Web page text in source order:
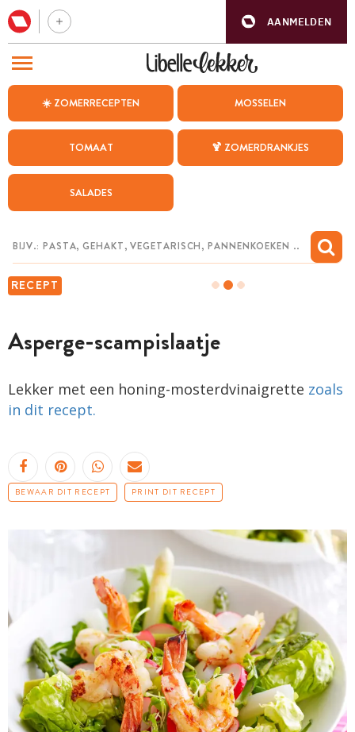
AANMELDEN
☀️ ZOMERRECEPTEN MOSSELEN
TOMAAT 🍹 ZOMERDRANKJES
SALADES
RECEPT
Asperge-scampislaatje
Lekker met een honing-mosterdvinaigrette zoals
in dit recept.
BEWAAR DIT RECEPT PRINT DIT RECEPT
BEZOEK ONZE ANDERE WEBSITES
WEEKMENU
CHAT MET MAIA
MIJN BEWAARDE RECEPTEN